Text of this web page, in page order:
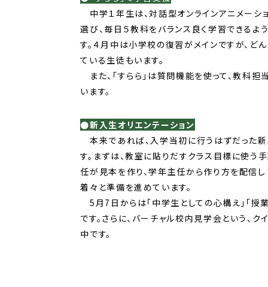
中学１年生は、対話型オンラインアニメーシ
選び、毎日５教科をバランス良く学習できるよ
す。４月中は小学校の復習がメインですが、
ている生徒もいます。
また、「すらら」は質問機能を使って、教科
います。
●新入生オリエンテーション
本来であれば、入学当初に行うはずだった新
す。まずは、教室に貼りだすクラス目標に使う
任が見本を作り、学年主任から作り方を配信
着々と準備を進めています。
5月7日からは「中学生としての心構え」「授
です。さらに、バーチャル校内見学会という、
中です。